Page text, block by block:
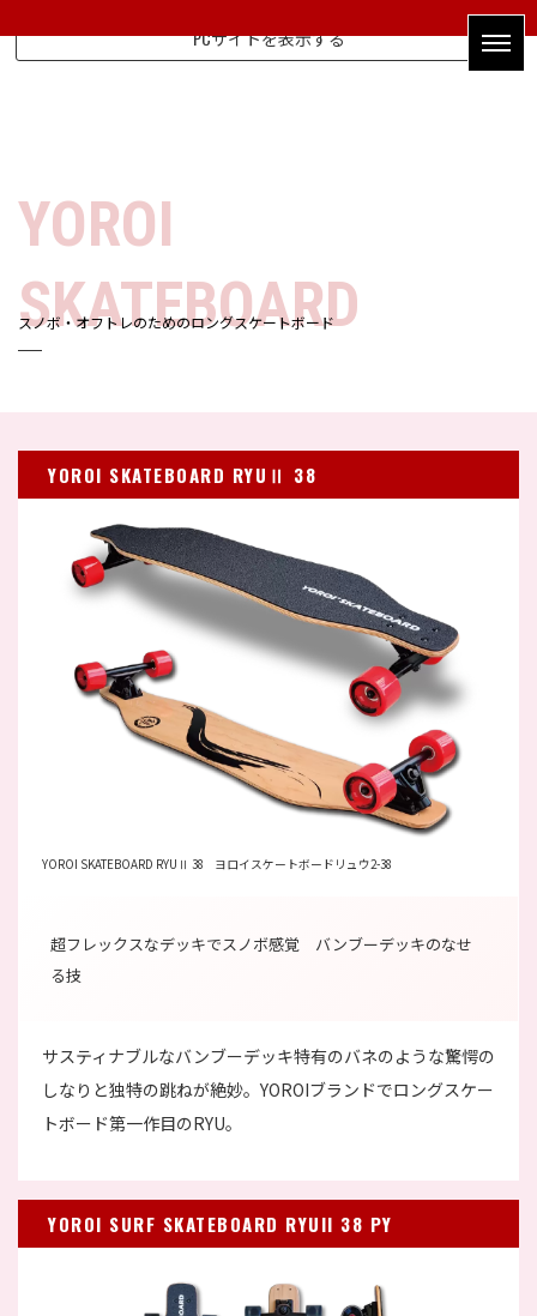
PCサイトを表示する
YOROI
SKATEBOARD
スノボ・オフトレのためのロングスケートボード
YOROI SKATEBOARD RYUⅡ 38
YOROI SKATEBOARD RYUⅡ 38 ヨロイスケートボードリュウ2-38
超フレックスなデッキでスノボ感覚 バンブーデッキのなせ
る技
サスティナブルなバンブーデッキ特有のバネのような驚愕の
しなりと独特の跳ねが絶妙。YOROIブランドでロングスケー
トボード第一作目のRYU。
YOROI SURF SKATEBOARD RYUII 38 PY